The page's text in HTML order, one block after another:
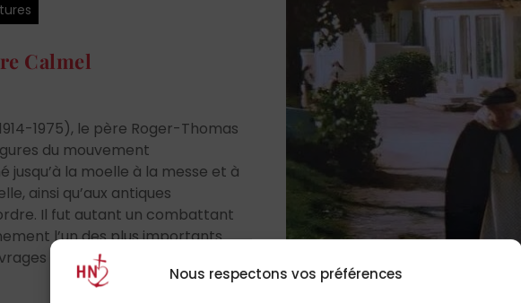
Nous respectons vos préférences
Calmel
1975), le père Roger-Thomas
du mouvement
la moelle à la messe et à
ainsi qu’aux antiques
Il fut autant un combattant
l’un des plus importants
récents lui rendent